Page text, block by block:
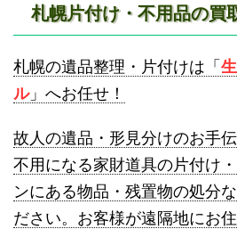
名寄市不用品回収
札幌片付け・不用品の買
札幌の遺品整理・片付けは「
ル」へお任せ！
故人の遺品・形見分けのお手
不用になる家財道具の片付け
ンにある物品・残置物の処分
ださい。お客様が遠隔地にお